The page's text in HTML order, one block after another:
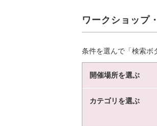
ワークショップ
条件を選んで「検索ボ
開催場所を選ぶ
カテゴリを選ぶ